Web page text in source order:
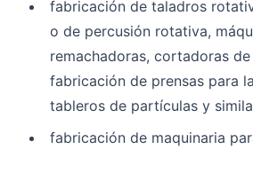
fabricación de taladros
o de percusión rotativa,
remachadoras, cortadoras
fabricación de prensas para
tableros de partículas y
fabricación de maquinaria